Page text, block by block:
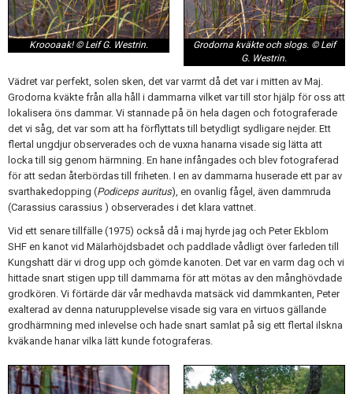
Kroooaak! © Leif G. Westrin.
Grodorna kväkte och slogs. © Leif
G. Westrin.
Vädret var perfekt, solen sken, det var varmt då det var i mitten av Maj.
Grodorna kväkte från alla håll i dammarna vilket var till stor hjälp för oss att
lokalisera öns dammar. Vi stannade på ön hela dagen och fotograferade
det vi såg, det var som att ha förflyttats till betydligt sydligare nejder. Ett
flertal ungdjur observerades och de vuxna hanarna visade sig lätta att
locka till sig genom härmning. En hane infångades och blev fotograferad
för att sedan återbördas till friheten. I en av dammarna huserade ett par av
svarthakedopping (Podiceps auritus), en ovanlig fågel, även dammruda
(Carassius carassius ) observerades i det klara vattnet.
Vid ett senare tillfälle (1975) också då i maj hyrde jag och Peter Ekblom
SHF en kanot vid Mälarhöjdsbadet och paddlade vådligt över farleden till
Kungshatt där vi drog upp och gömde kanoten. Det var en varm dag och vi
hittade snart stigen upp till dammarna för att mötas av den månghövdade
grodkören. Vi förtärde där vår medhavda matsäck vid dammkanten, Peter
exalterad av denna naturupplevelse visade sig vara en virtuos gällande
grodhärmning med inlevelse och hade snart samlat på sig ett flertal ilskna
kväkande hanar vilka lätt kunde fotograferas.